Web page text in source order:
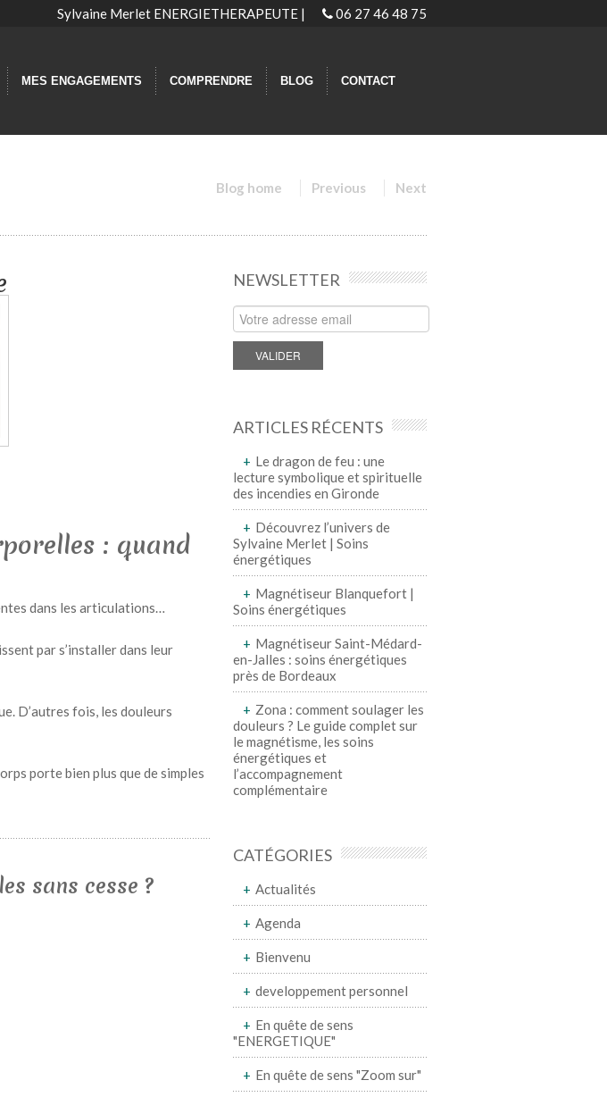
Sylvaine Merlet ENERGIETHERAPEUTE | 06 27 46 48 75
MES ENGAGEMENTS COMPRENDRE BLOG CONTACT
Blog home Previous Next
: quand
dans les articulations…
par s’installer dans leur
D’autres fois, les douleurs
porte bien plus que de simples
sans cesse ?
NEWSLETTER
ARTICLES RÉCENTS
Le dragon de feu : une
lecture symbolique et spirituelle
des incendies en Gironde
Découvrez l’univers de
Sylvaine Merlet | Soins
énergétiques
Magnétiseur Blanquefort |
Soins énergétiques
Magnétiseur Saint-Médard-
en-Jalles : soins énergétiques
près de Bordeaux
Zona : comment soulager les
douleurs ? Le guide complet sur
le magnétisme, les soins
énergétiques et
l’accompagnement
complémentaire
CATÉGORIES
Actualités
Agenda
Bienvenu
developpement personnel
En quête de sens
"ENERGETIQUE"
En quête de sens "Zoom sur"